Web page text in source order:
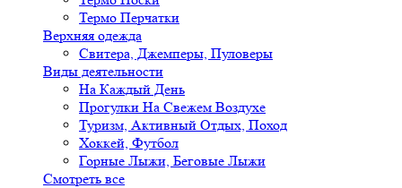
Термо Перчатки
Верхняя одежда
Свитера, Джемперы, Пуловеры
Виды деятельности
На Каждый День
Прогулки На Свежем Воздухе
Туризм, Активный Отдых, Поход
Хоккей, Футбол
Горные Лыжи, Беговые Лыжи
Смотреть все